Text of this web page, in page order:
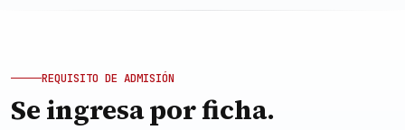
REQUISITO DE ADMISIÓN
Se ingresa por ficha.